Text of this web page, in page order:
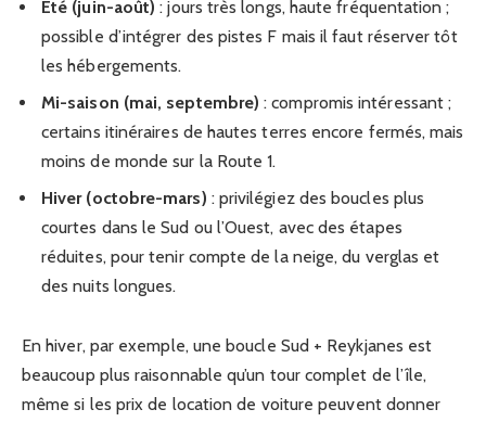
Été (juin-août) : jours très longs, haute fréquentation ;
possible d’intégrer des pistes F mais il faut réserver tôt
les hébergements.
Mi-saison (mai, septembre) : compromis intéressant ;
certains itinéraires de hautes terres encore fermés, mais
moins de monde sur la Route 1.
Hiver (octobre-mars) : privilégiez des boucles plus
courtes dans le Sud ou l’Ouest, avec des étapes
réduites, pour tenir compte de la neige, du verglas et
des nuits longues.
En hiver, par exemple, une boucle Sud + Reykjanes est
beaucoup plus raisonnable qu’un tour complet de l’île,
même si les prix de location de voiture peuvent donner